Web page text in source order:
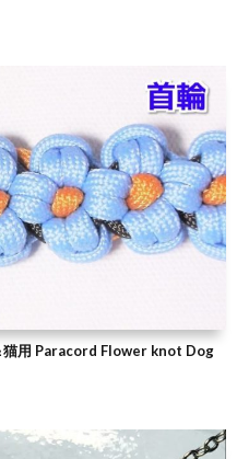
猫用 Paracord Flower knot Dog